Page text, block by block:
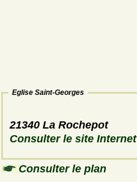
Eglise Saint-Georges
21340 La Rochepot
Consulter le site Internet
Consulter le plan